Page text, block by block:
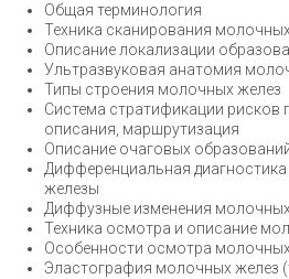
Общая терминология
Техника сканирования
Описание локализации
Ультразвуковая анатомия
Типы строения молочных желез
Система стратификации рисков
описания, маршрутизация
Описание очаговых
Дифференциальная
железы
Диффузные изменения
Техника осмотра и описание
Особенности осмотра
Эластография молочных желез